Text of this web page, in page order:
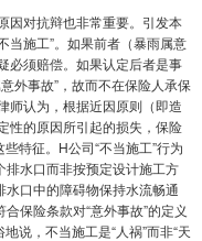
因对抗辩也非常重要。引发本
当施工”。如果前者（暴雨属意
必须赔偿。如果认定后者是事
外事故”，故而不在保险人承保
师认为，根据近因原则（即造
性的原因所引起的损失，保险
特征。H公司“不当施工”行为
水口而非按预定设计施工方
口中的障碍物保持水流畅通
保险条款对“意外事故”的定义
说，不当施工是“人祸”而非“天